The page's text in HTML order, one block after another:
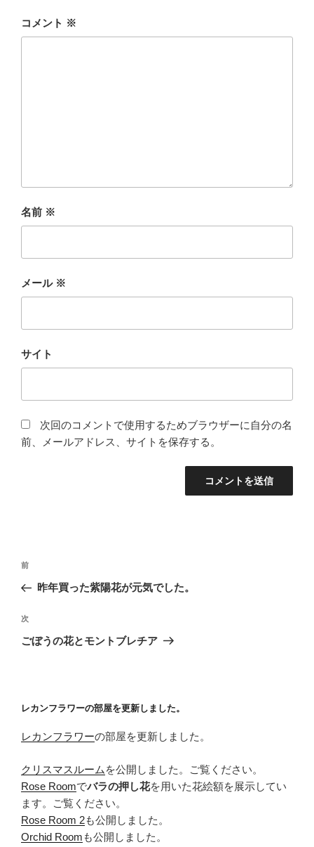
コメント ※
名前 ※
メール ※
サイト
次回のコメントで使用するためブラウザーに自分の名
前、メールアドレス、サイトを保存する。
投
ナ
ビ
ゲ
ン
前
の
稿
前
昨年買った紫陽花が元気でした。
次
の
次
ごぼうの花とモントブレチア
レカンフラワーの部屋を更新しました。
レカンフラワーの部屋を更新しました。
クリスマスルーム を公開しました。ご覧ください。
Rose Roomでバラの押し花を用いた花絵額を展示してい
ます。ご覧ください。
Rose Room 2も公開しました。
Orchid Room も公開しました。